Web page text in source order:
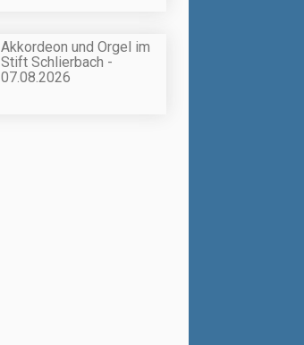
Akkordeon und Orgel im
Stift Schlierbach -
07.08.2026